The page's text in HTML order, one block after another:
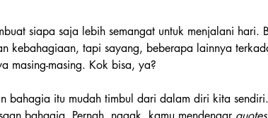
siapa saja lebih semangat untuk menjalani hari.
kebahagiaan, tapi sayang, beberapa lainnya
masing-masing. Kok bisa, ya?
bahagia itu mudah timbul dari dalam diri kita